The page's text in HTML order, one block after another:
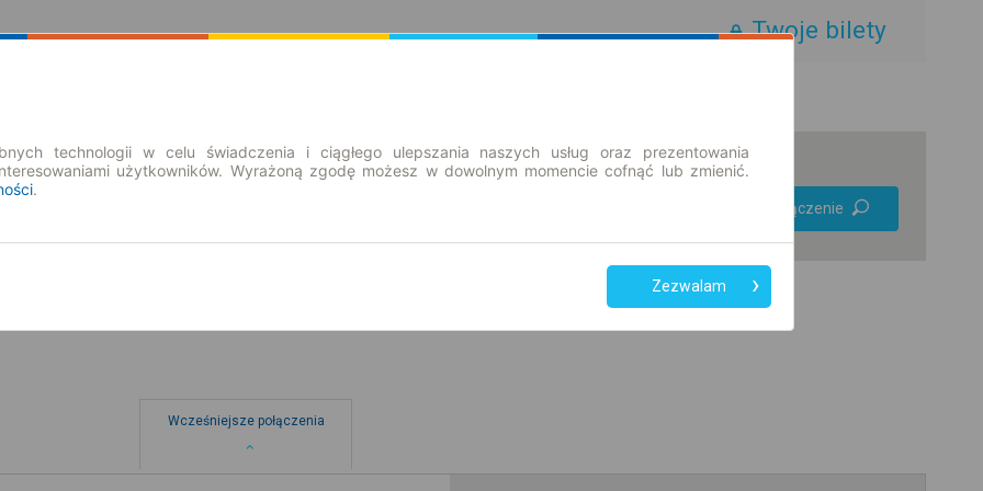
Twoje bilety
Znajdź połączenie
Wcześniejsze połączenia
technologii w celu świadczenia i ciągłego ulepszania naszych usług oraz prezentowania
użytkowników. Wyrażoną zgodę możesz w dowolnym momencie cofnąć lub zmienić.
.
Zezwalam